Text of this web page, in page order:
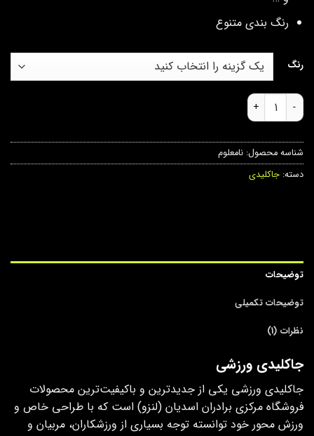
رنگ بندی متنوع
رنگ
جاکلیدی ورزشی عدد
شناسه محصول: نامعلوم
دسته: جاکلیدی
توضیحات
توضیحات تکمیلی
نظرات (1)
جاکلیدی ورزشی
جاکلیدی ورزشی یکی از جدیدترین و باکیفیت‌ترین محصولات
فروشگاه مرکزی برادران اسدیان (لنزو) است که با طراحی خاص و
ورزش‌ محور خود توانسته توجه بسیاری از ورزشکاران، مربیان و